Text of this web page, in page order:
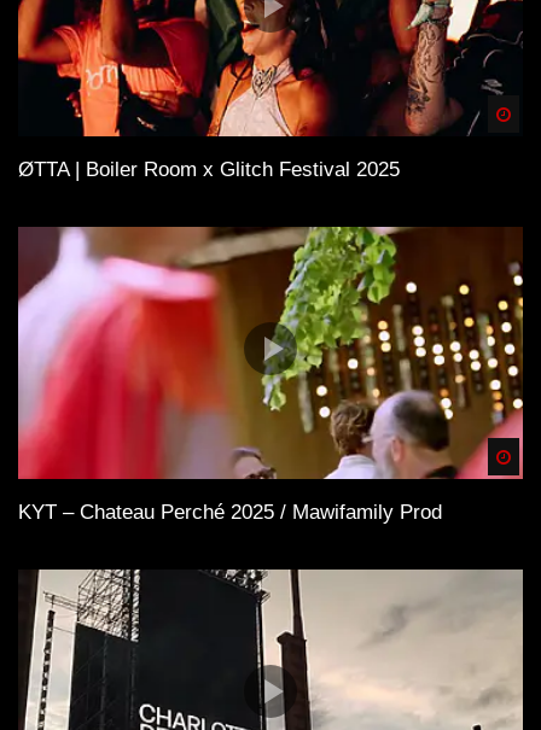
ØTTA | Boiler Room x Glitch Festival 2025
KYT – Chateau Perché 2025 / Mawifamily Prod